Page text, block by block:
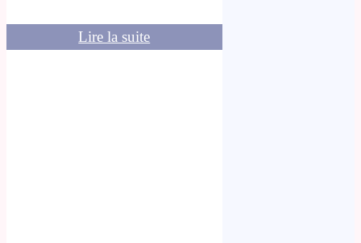
Lire la suite